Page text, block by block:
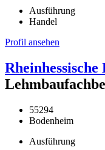
Ausführung
Handel
Profil ansehen
Rheinhessische
55294
Bodenheim
Ausführung